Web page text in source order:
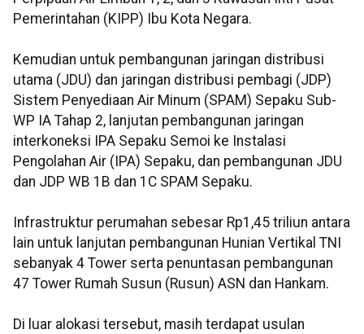
Pemerintahan (KIPP) Ibu Kota Negara.
Kemudian untuk pembangunan jaringan distribusi
utama (JDU) dan jaringan distribusi pembagi (JDP)
Sistem Penyediaan Air Minum (SPAM) Sepaku Sub-
WP IA Tahap 2, lanjutan pembangunan jaringan
interkoneksi IPA Sepaku Semoi ke Instalasi
Pengolahan Air (IPA) Sepaku, dan pembangunan JDU
dan JDP WB 1B dan 1C SPAM Sepaku.
Infrastruktur perumahan sebesar Rp1,45 triliun antara
lain untuk lanjutan pembangunan Hunian Vertikal TNI
sebanyak 4 Tower serta penuntasan pembangunan
47 Tower Rumah Susun (Rusun) ASN dan Hankam.
Di luar alokasi tersebut, masih terdapat usulan